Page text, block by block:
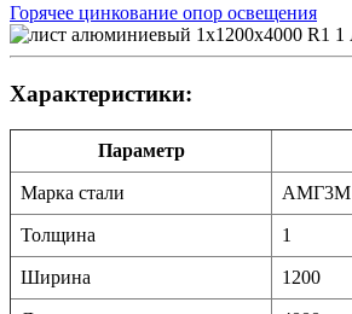
Горячее цинкование опор освещения
Характеристики:
Параметр
Марка стали АМГ3М
Толщина 1
Ширина 1200